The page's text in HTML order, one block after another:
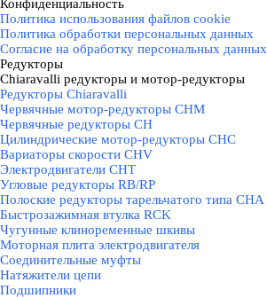
Конфиденциальность
Политика использования файлов cookie
Политика обработки персональных данных
Согласие на обработку персональных данных
Редукторы
Chiaravalli редукторы и мотор-редукторы
Редукторы Chiaravalli
Червячные мотор-редукторы CHM
Червячные редукторы CH
Цилиндрические мотор-редукторы CHC
Вариаторы скорости CHV
Электродвигатели CHT
Угловые редукторы RB/RP
Полоские редукторы тарельчатого типа CHA
Быстрозажимная втулка RCK
Чугунные клиноременные шкивы
Моторная плита электродвигателя
Соединительные муфты
Натяжители цепи
Подшипники